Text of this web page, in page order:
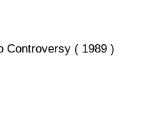
Controversy ( 1989 )